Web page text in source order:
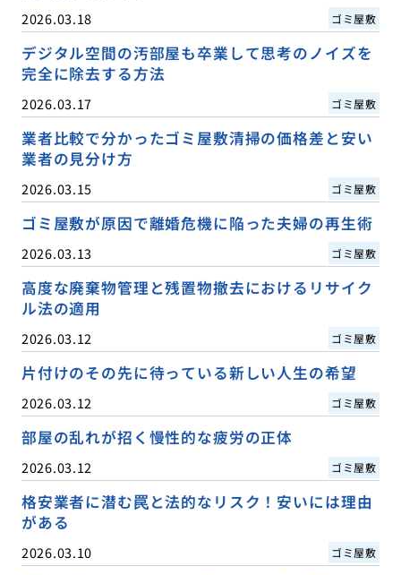
2026.03.18 ゴミ屋敷
デジタル空間の汚部屋も卒業して思考のノイズを
完全に除去する方法
2026.03.17 ゴミ屋敷
業者比較で分かったゴミ屋敷清掃の価格差と安い
業者の見分け方
2026.03.15 ゴミ屋敷
ゴミ屋敷が原因で離婚危機に陥った夫婦の再生術
2026.03.13 ゴミ屋敷
高度な廃棄物管理と残置物撤去におけるリサイク
ル法の適用
2026.03.12 ゴミ屋敷
片付けのその先に待っている新しい人生の希望
2026.03.12 ゴミ屋敷
部屋の乱れが招く慢性的な疲労の正体
2026.03.12 ゴミ屋敷
格安業者に潜む罠と法的なリスク！安いには理由
がある
2026.03.10 ゴミ屋敷